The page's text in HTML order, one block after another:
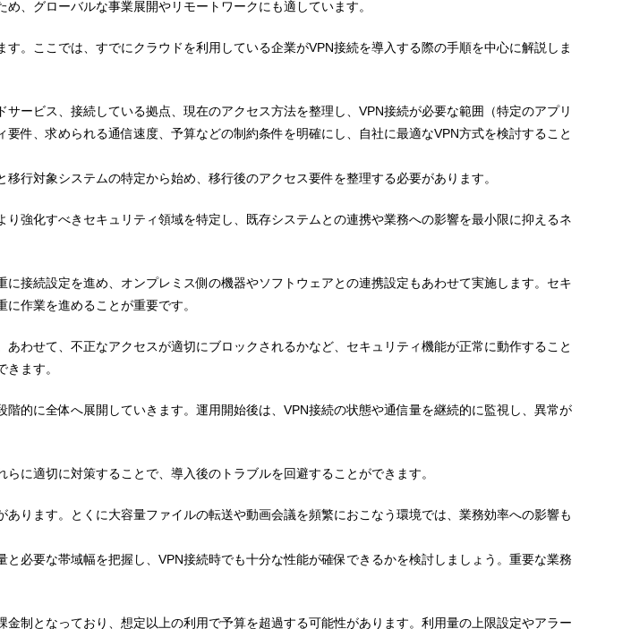
、グローバルな事業展開やリモートワークにも適しています。
。ここでは、すでにクラウドを利用している企業がVPN接続を導入する際の手順を中心に解説しま
ービス、接続している拠点、現在のアクセス方法を整理し、VPN接続が必要な範囲（特定のアプリ
件、求められる通信速度、予算などの制約条件を明確にし、自社に最適なVPN方式を検討すること
行対象システムの特定から始め、移行後のアクセス要件を整理する必要があります。
強化すべきセキュリティ領域を特定し、既存システムとの連携や業務への影響を最小限に抑えるネ
接続設定を進め、オンプレミス側の機器やソフトウェアとの連携設定もあわせて実施します。セキ
作業を進めることが重要です。
わせて、不正なアクセスが適切にブロックされるかなど、セキュリティ機能が正常に動作すること
ます。
的に全体へ展開していきます。運用開始後は、VPN接続の状態や通信量を継続的に監視し、異常が
に適切に対策することで、導入後のトラブルを回避することができます。
ります。とくに大容量ファイルの転送や動画会議を頻繁におこなう環境では、業務効率への影響も
必要な帯域幅を把握し、VPN接続時でも十分な性能が確保できるかを検討しましょう。重要な業務
制となっており、想定以上の利用で予算を超過する可能性があります。利用量の上限設定やアラー